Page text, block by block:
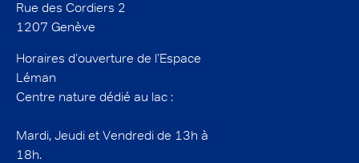
Rue des Cordiers 2
1207 Genève
Horaires d’ouverture de l’Espace
Léman
Centre nature dédié au lac :
Mardi, Jeudi et Vendredi de 13h à
18h.